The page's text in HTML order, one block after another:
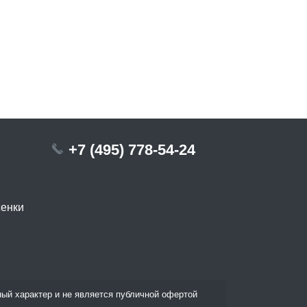
+7 (495) 778-54-24
характер и не является публичной офертой